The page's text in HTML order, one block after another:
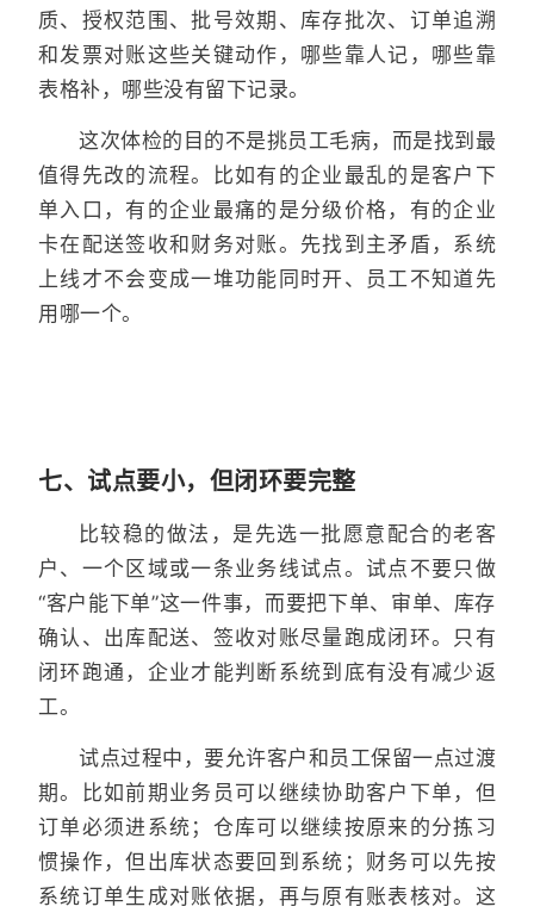
质、授权范围、批号效期、库存批次、订单追溯
和发票对账这些关键动作，哪些靠人记，哪些靠
表格补，哪些没有留下记录。
这次体检的目的不是挑员工毛病，而是找到最
值得先改的流程。比如有的企业最乱的是客户下
单入口，有的企业最痛的是分级价格，有的企业
卡在配送签收和财务对账。先找到主矛盾，系统
上线才不会变成一堆功能同时开、员工不知道先
用哪一个。
七、试点要小，但闭环要完整
比较稳的做法，是先选一批愿意配合的老客
户、一个区域或一条业务线试点。试点不要只做
“客户能下单”这一件事，而要把下单、审单、库存
确认、出库配送、签收对账尽量跑成闭环。只有
闭环跑通，企业才能判断系统到底有没有减少返
工。
试点过程中，要允许客户和员工保留一点过渡
期。比如前期业务员可以继续协助客户下单，但
订单必须进系统；仓库可以继续按原来的分拣习
惯操作，但出库状态要回到系统；财务可以先按
系统订单生成对账依据，再与原有账表核对。这